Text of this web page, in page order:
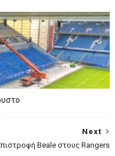
Next
Beale στους Rangers